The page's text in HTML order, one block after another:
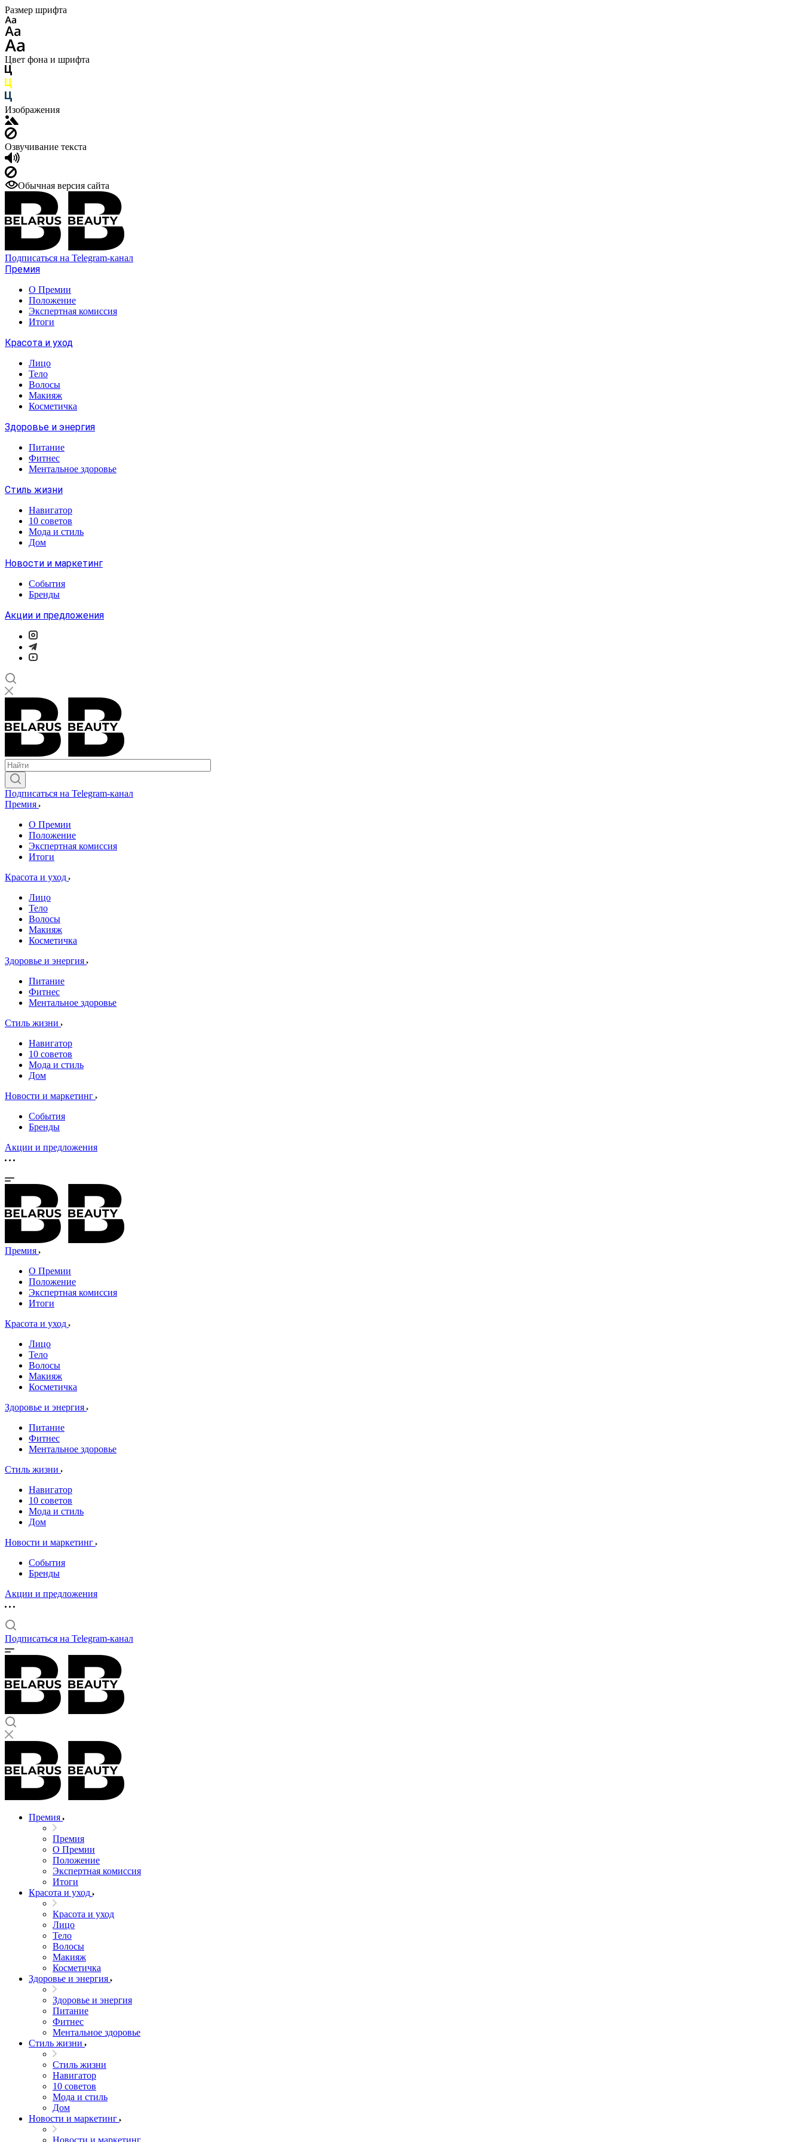
Размер шрифта
Цвет фона и шрифта
Изображения
Озвучивание текста
Обычная версия сайта
Подписаться на Telegram-канал
Премия
О Премии
Положение
Экспертная комиссия
Итоги
Красота и уход
Лицо
Тело
Волосы
Макияж
Косметичка
Здоровье и энергия
Питание
Фитнес
Ментальное здоровье
Стиль жизни
Навигатор
10 советов
Мода и стиль
Дом
Новости и маркетинг
События
Бренды
Акции и предложения
Подписаться на Telegram-канал
Премия
О Премии
Положение
Экспертная комиссия
Итоги
Красота и уход
Лицо
Тело
Волосы
Макияж
Косметичка
Здоровье и энергия
Питание
Фитнес
Ментальное здоровье
Стиль жизни
Навигатор
10 советов
Мода и стиль
Дом
Новости и маркетинг
События
Бренды
Акции и предложения
Премия
О Премии
Положение
Экспертная комиссия
Итоги
Красота и уход
Лицо
Тело
Волосы
Макияж
Косметичка
Здоровье и энергия
Питание
Фитнес
Ментальное здоровье
Стиль жизни
Навигатор
10 советов
Мода и стиль
Дом
Новости и маркетинг
События
Бренды
Акции и предложения
Подписаться на Telegram-канал
Премия
Премия
О Премии
Положение
Экспертная комиссия
Итоги
Красота и уход
Красота и уход
Лицо
Тело
Волосы
Макияж
Косметичка
Здоровье и энергия
Здоровье и энергия
Питание
Фитнес
Ментальное здоровье
Стиль жизни
Стиль жизни
Навигатор
10 советов
Мода и стиль
Дом
Новости и маркетинг
Новости и маркетинг